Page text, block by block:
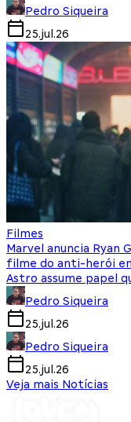
Pedro Siqueira
25.jul.26
Filmes
Marvel anuncia Ryan
filme do anti-herói
Astro assume papel
Pedro Siqueira
25.jul.26
Pedro Siqueira
25.jul.26
Veja mais Notícias